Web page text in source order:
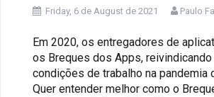
Friday, 6 de August de 2021 Paulo
Em 2020, os entregadores de
os Breques dos Apps,
condições de trabalho na pandemia
Quer entender melhor como o